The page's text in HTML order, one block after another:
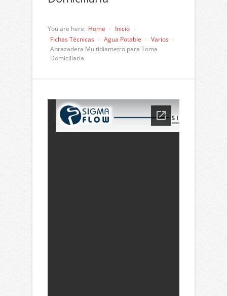
You are here: Home
Inicio
Fichas Técnicas
Agua Potable
Varios
Abrazadera Multidiametro para Toma
Domiciliaria